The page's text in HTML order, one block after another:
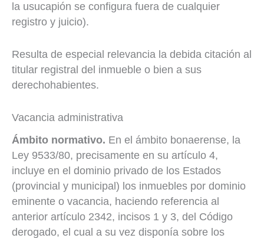
la usucapión se configura fuera de cualquier
registro y juicio).
Resulta de especial relevancia la debida citación al
titular registral del inmueble o bien a sus
derechohabientes.
Vacancia administrativa
Ámbito normativo. En el ámbito bonaerense, la
Ley 9533/80, precisamente en su artículo 4,
incluye en el dominio privado de los Estados
(provincial y municipal) los inmuebles por dominio
eminente o vacancia, haciendo referencia al
anterior artículo 2342, incisos 1 y 3, del Código
derogado, el cual a su vez disponía sobre los